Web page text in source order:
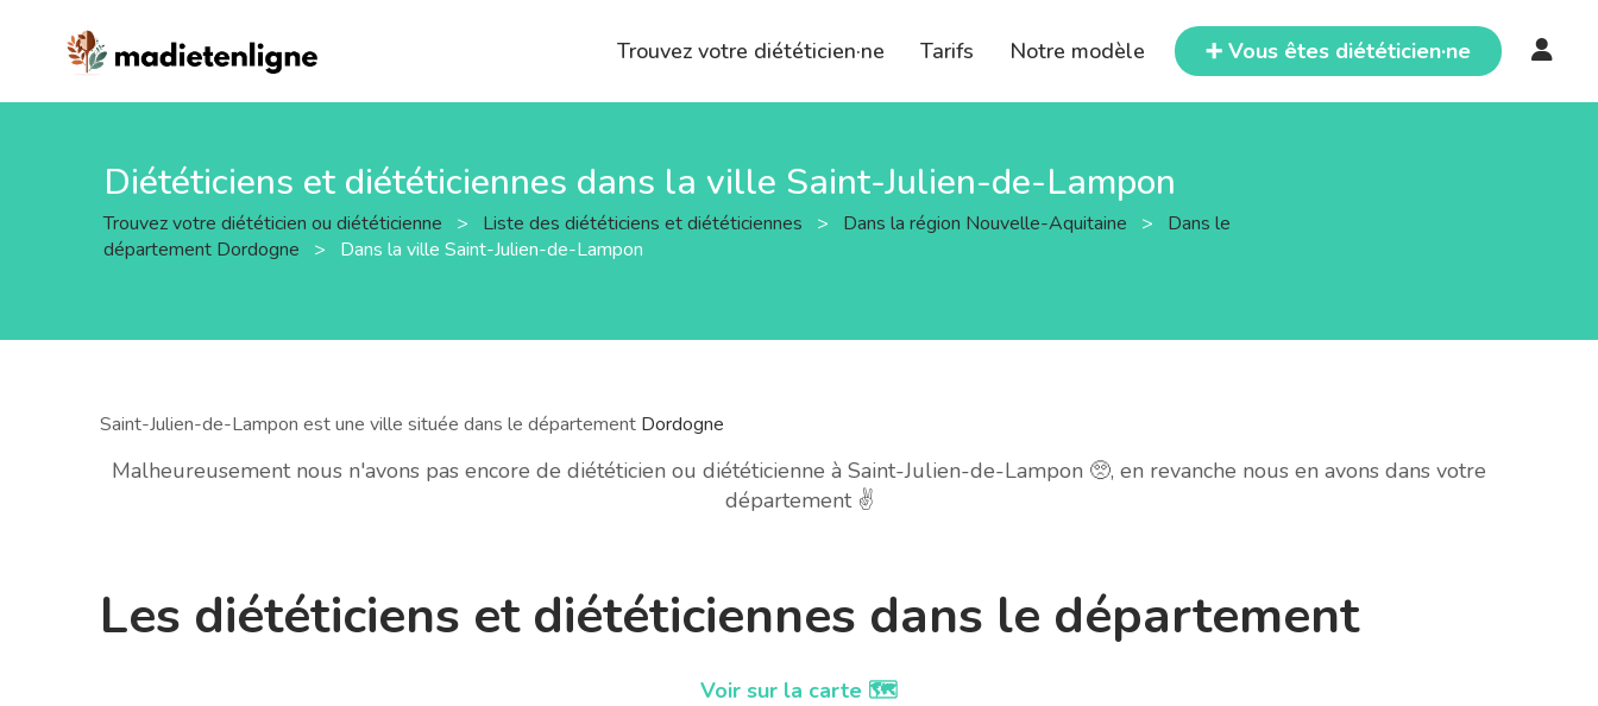
Trouvez votre diététicien·ne Tarifs Notre modèle ➕ Vous êtes diététicien·ne
Diététiciens et diététiciennes dans la ville Saint-Julien-de-Lampon
Trouvez votre diététicien ou diététicienne > Liste des diététiciens et diététiciennes > Dans la région Nouvelle-Aquitaine >
Dans le
département Dordogne
> Dans la ville Saint-Julien-de-Lampon
Saint-Julien-de-Lampon est une ville située dans le département Dordogne
Malheureusement nous n'avons pas encore de diététicien ou diététicienne à Saint-Julien-de-Lampon 🥺, en revanche nous en avons dans votre
département ✌️
Les diététiciens et diététiciennes dans le département
Voir sur la carte 🗺️